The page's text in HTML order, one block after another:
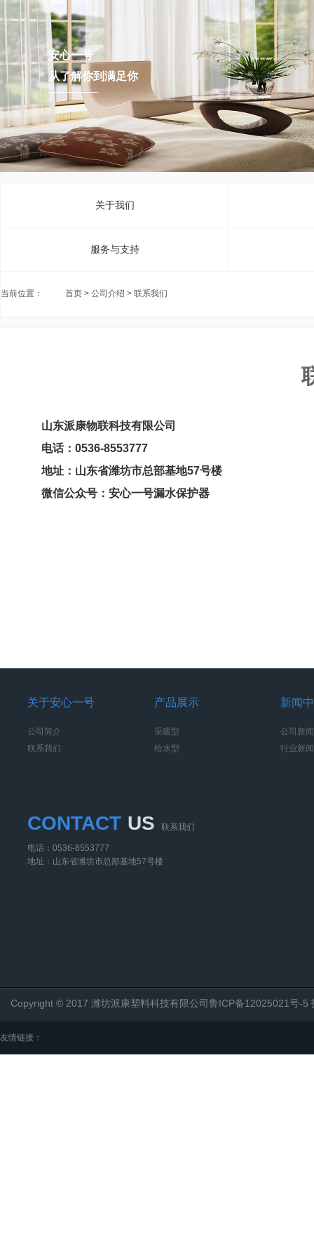
安心一号
从了解你到满足你
关于我们
服务与支持
当前位置： 首页 > 公司介绍 > 联系我们
山东派康物联科技有限公司
电话：0536-8553777
地址： 山东省潍坊市总部基地57号楼
微信公众号：安心一号漏水保护器
关于安心一号
公司简介
联系我们
产品展示
采暖型
给水型
新闻
公司新闻
行业新闻
CONTACT US 联系我们
电话：0536-8553777
地址：山东省潍坊市总部基地57号楼
Copyright © 2017 潍坊派康塑料科技有限公司鲁ICP备12025021号-5
友情链接：